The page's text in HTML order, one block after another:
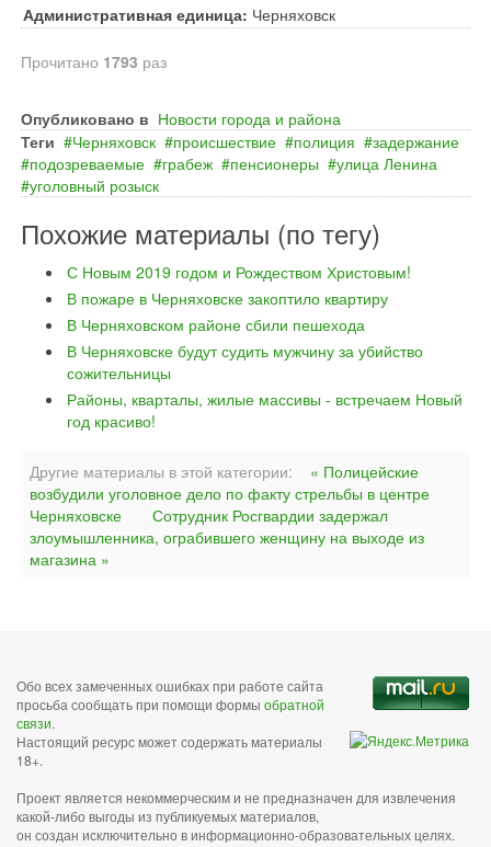
Административная единица: Черняховск
Прочитано 1793 раз
Опубликовано в Новости города и района
Теги
Черняховск происшествие полиция
задержание
подозреваемые
грабеж пенсионеры
улица Ленина
уголовный розыск
Похожие материалы (по тегу)
С Новым 2019 годом и Рождеством Христовым!
В пожаре в Черняховске закоптило квартиру
В Черняховском районе сбили пешехода
В Черняховске будут судить мужчину за убийство
сожительницы
Районы, кварталы, жилые массивы - встречаем Новый
год красиво!
Другие материалы в этой категории:
« Полицейские
возбудили уголовное дело по факту стрельбы в центре
Черняховске
Сотрудник Росгвардии задержал
злоумышленника, ограбившего женщину на выходе из
магазина »
Обо всех замеченных ошибках при работе сайта
просьба сообщать при помощи формы обратной
связи.
Настоящий ресурс может содержать материалы
18+.
Проект является некоммерческим и не предназначен для извлечения
какой-либо выгоды из публикуемых материалов,
он создан исключительно в информационно-образовательных целях.